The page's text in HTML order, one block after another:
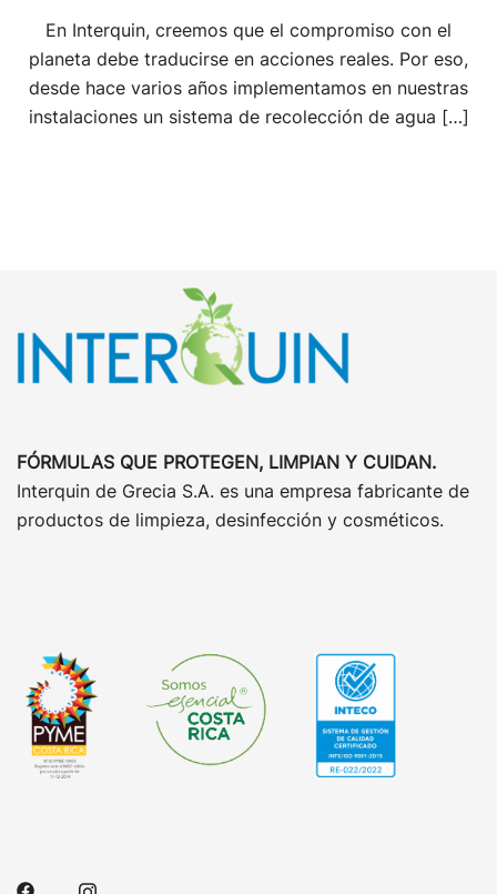
En Interquin, creemos que el compromiso con el
planeta debe traducirse en acciones reales. Por eso,
desde hace varios años implementamos en nuestras
instalaciones un sistema de recolección de agua […]
FÓRMULAS QUE PROTEGEN, LIMPIAN Y CUIDAN.
Interquin de Grecia S.A. es una empresa fabricante de
productos de limpieza, desinfección y cosméticos.